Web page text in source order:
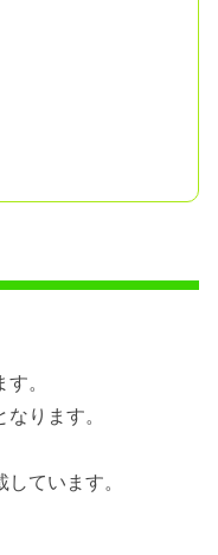
。
なります。
しています。